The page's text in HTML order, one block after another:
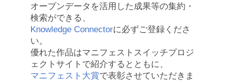
オープンデータを活用した成果等の集約・
検索ができる、
Knowledge Connectorに必ずご登録くださ
い。
優れた作品はマニフェストスイッチプロジ
ェクトサイトで紹介するとともに、
マニフェスト大賞で表彰させていただきま